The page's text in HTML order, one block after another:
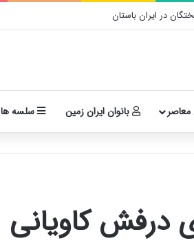
در ایران باستان
معاصر بانوان ایران زمین سلسه ها
درفش کاویانی